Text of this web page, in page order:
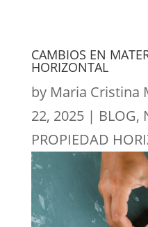
CAMBIOS EN
HORIZONTAL
by Maria Cristina
22, 2025| BLOG,
PROPIEDAD